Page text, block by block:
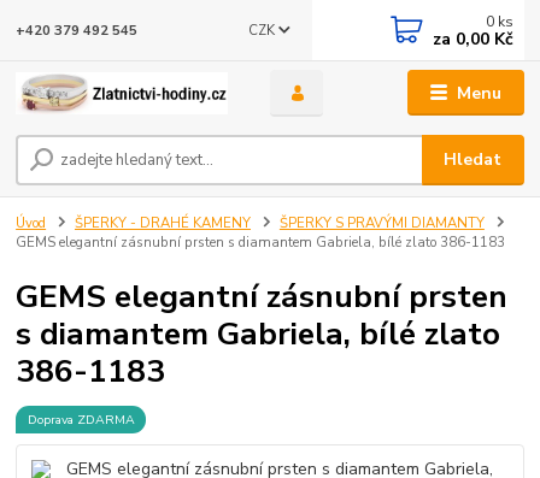
Menu
CZK
Hledat
+420 379 492 545 0 ks
za 0,00 Kč
Úvod ŠPERKY - DRAHÉ KAMENY
ŠPERKY S PRAVÝMI DIAMANTY
GEMS elegantní zásnubní prsten s diamantem Gabriela, bílé zlato 386-1183
GEMS elegantní zásnubní prsten
s diamantem Gabriela, bílé zlato
386-1183
Doprava ZDARMA